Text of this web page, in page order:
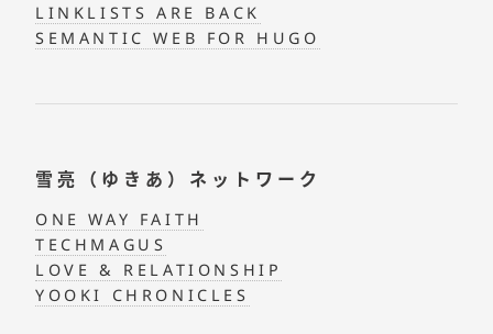
LINKLISTS ARE BACK
SEMANTIC WEB FOR HUGO
雪亮（ゆきあ）ネットワーク
ONE WAY FAITH
TECHMAGUS
LOVE & RELATIONSHIP
YOOKI CHRONICLES